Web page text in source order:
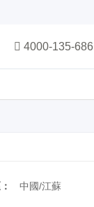
4000-135-686
中國/江蘇